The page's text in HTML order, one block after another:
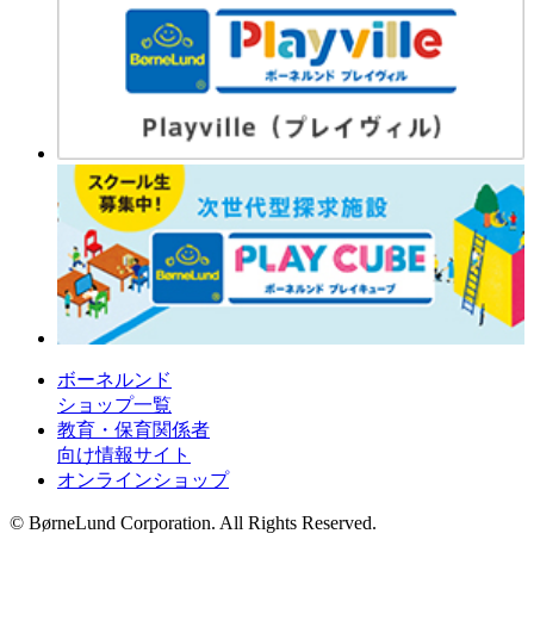
ボーネルンド
ショップ一覧
教育・保育関係者
向け情報サイト
オンラインショップ
© BørneLund Corporation. All Rights Reserved.